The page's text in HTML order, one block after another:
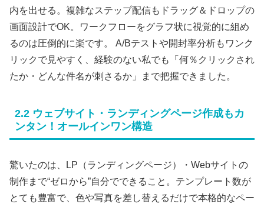
内を出せる。複雑なステップ配信もドラッグ＆ドロップの
画面設計でOK。ワークフローをグラフ状に視覚的に組め
るのは圧倒的に楽です。 A/Bテストや開封率分析もワンク
リックで見やすく、経験のない私でも「何％クリックされ
たか・どんな件名が刺さるか」まで把握できました。
2.2 ウェブサイト・ランディングページ作成もカ
ンタン！オールインワン構造
驚いたのは、LP（ランディングページ）・Webサイトの
制作まで“ゼロから”自分でできること。テンプレート数が
とても豊富で、色や写真を差し替えるだけで本格的なペー